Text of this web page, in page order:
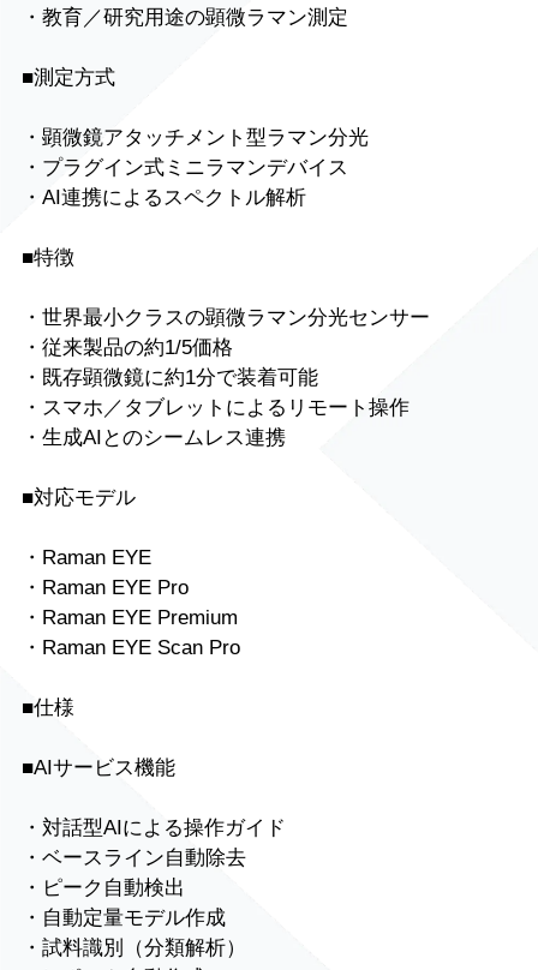
・教育／研究用途の顕微ラマン測定
■測定方式
・顕微鏡アタッチメント型ラマン分光
・プラグイン式ミニラマンデバイス
・AI連携によるスペクトル解析
■特徴
・世界最小クラスの顕微ラマン分光センサー
・従来製品の約1/5価格
・既存顕微鏡に約1分で装着可能
・スマホ／タブレットによるリモート操作
・生成AIとのシームレス連携
■対応モデル
・Raman EYE
・Raman EYE Pro
・Raman EYE Premium
・Raman EYE Scan Pro
■仕様
■AIサービス機能
・対話型AIによる操作ガイド
・ベースライン自動除去
・ピーク自動検出
・自動定量モデル作成
・試料識別（分類解析）